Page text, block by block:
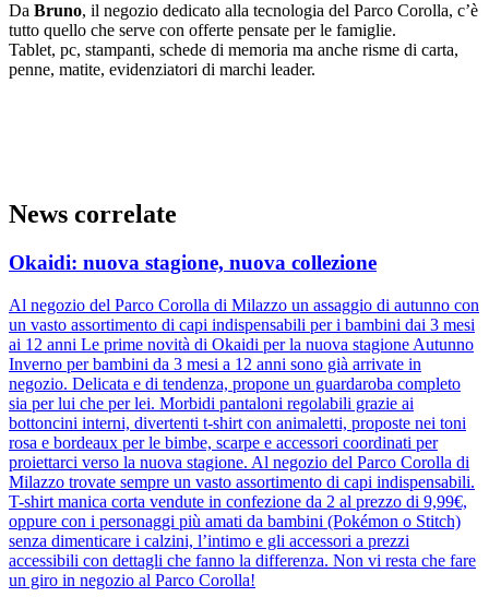
Da Bruno, il negozio dedicato alla tecnologia del Parco Corolla, c’è
tutto quello che serve con offerte pensate per le famiglie.
Tablet, pc, stampanti, schede di memoria ma anche risme di carta,
penne, matite, evidenziatori di marchi leader.
News correlate
Okaidi: nuova stagione, nuova collezione
Al negozio del Parco Corolla di Milazzo un assaggio di autunno con
un vasto assortimento di capi indispensabili per i bambini dai 3 mesi
ai 12 anni Le prime novità di Okaidi per la nuova stagione Autunno
Inverno per bambini da 3 mesi a 12 anni sono già arrivate in
negozio. Delicata e di tendenza, propone un guardaroba completo
sia per lui che per lei. Morbidi pantaloni regolabili grazie ai
bottoncini interni, divertenti t-shirt con animaletti, proposte nei toni
rosa e bordeaux per le bimbe, scarpe e accessori coordinati per
proiettarci verso la nuova stagione. Al negozio del Parco Corolla di
Milazzo trovate sempre un vasto assortimento di capi indispensabili.
T-shirt manica corta vendute in confezione da 2 al prezzo di 9,99€,
oppure con i personaggi più amati da bambini (Pokémon o Stitch)
senza dimenticare i calzini, l’intimo e gli accessori a prezzi
accessibili con dettagli che fanno la differenza. Non vi resta che fare
un giro in negozio al Parco Corolla!